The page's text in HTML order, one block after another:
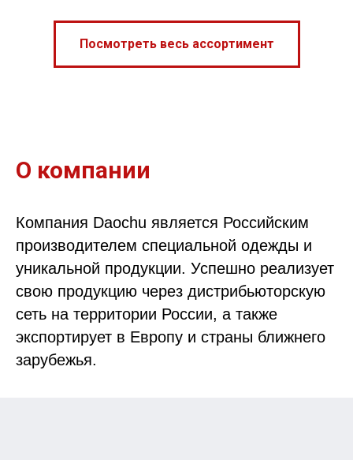
Посмотреть весь ассортимент
О компании
Компания Daochu является Российским
производителем специальной одежды и
уникальной продукции. Успешно реализует
свою продукцию через дистрибьюторскую
сеть на территории России, а также
экспортирует в Европу и страны ближнего
зарубежья.